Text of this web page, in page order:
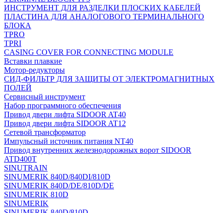
ИНСТРУМЕНТ ДЛЯ РАЗДЕЛКИ ПЛОСКИХ КАБЕЛЕЙ
ПЛАСТИНА ДЛЯ АНАЛОГОВОГО ТЕРМИНАЛЬНОГО
БЛОКА
TPRO
TPRI
CASING COVER FOR CONNECTING MODULE
Вставки плавкие
Мотор-редукторы
СИД-ФИЛЬТР ДЛЯ ЗАЩИТЫ ОТ ЭЛЕКТРОМАГНИТНЫХ
ПОЛЕЙ
Сервисный инструмент
Набор программного обеспечения
Привод двери лифта SIDOOR AT40
Привод двери лифта SIDOOR AT12
Сетевой трансформатор
Импульсный источник питания NT40
Привод внутренних железнодорожных ворот SIDOOR
ATD400T
SINUTRAIN
SINUMERIK 840D/840DI/810D
SINUMERIK 840D/DE/810D/DE
SINUMERIK 810D
SINUMERIK